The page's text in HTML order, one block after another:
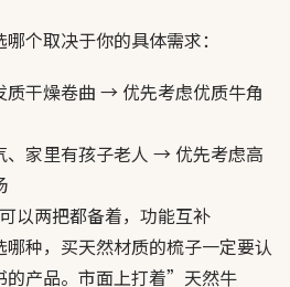
个取决于你的具体需求：
质干燥卷曲 → 优先考虑优质牛角
、家里有孩子老人 → 优先考虑高
以两把都备着，功能互补
种，买天然材质的梳子一定要认
的产品。市面上打着”天然牛